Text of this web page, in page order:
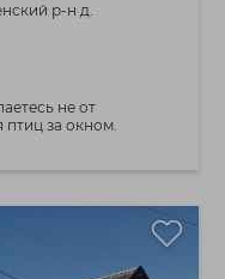
р-н д.
не от
птиц за окном.